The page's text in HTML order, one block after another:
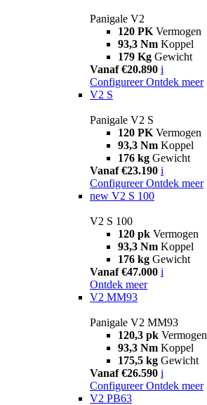
Panigale V2
120 PK Vermogen
93,3 Nm Koppel
179 Kg Gewicht
Vanaf €20.890 i
Configureer Ontdek meer
V2 S
Panigale V2 S
120 PK Vermogen
93,3 Nm Koppel
176 kg Gewicht
Vanaf €23.190 i
Configureer Ontdek meer
new V2 S 100
V2 S 100
120 pk Vermogen
93,3 Nm Koppel
176 kg Gewicht
Vanaf €47.000 i
Ontdek meer
V2 MM93
Panigale V2 MM93
120,3 pk Vermogen
93,3 Nm Koppel
175,5 kg Gewicht
Vanaf €26.590 i
Configureer Ontdek meer
V2 PB63